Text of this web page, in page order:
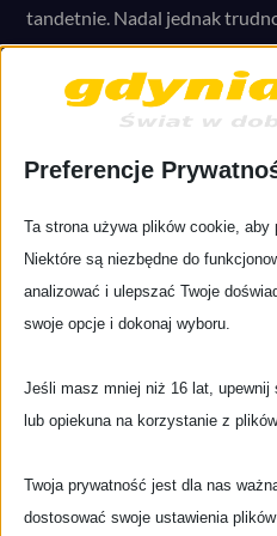
tandetnie. Nadal jednak
jakieś ponadczasowe
ewidentnie skierowana do
z lat 80. i i do nikogo więcej.
Kim byli ludzie tworzący White
formacji Grace. Wokalnie
Harry i John Davisowie grali
pod koniec lat 70. na
rockowa, a macierzysta
nowego. Tak narodził się
syntezatorowej. Na brzmienie
przeszedł swoisty chrzest
produkcji płyt takich
Preferencje
Ta strona używa plików cookie, aby
Niektóre są niezbędne do
analizować i ulepszać Twoje
swoje opcje i dokonaj wyboru.
Jeśli masz mniej niż 16 lat, upewnij
lub opiekuna na korzystanie z
Twoja prywatność jest dla nas
dostosować swoje ustawienia